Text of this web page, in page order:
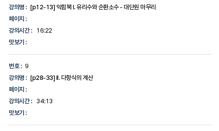
강의명 : [p12-13] 익힘북 I. 유리수와 순환소수 - 대단원 마무리
페이지 :
강의시간 :
16:22
맛보기 :
번호 : 9
강의명 : [p28-33] II. 다항식의 계산
페이지 :
강의시간 :
34:13
맛보기 :